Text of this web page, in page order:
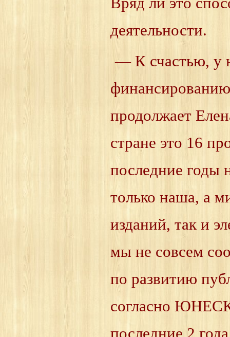
деятельности.
— К счастью, у
продолжает
стране это 16
последние годы
только наша, а
изданий, так и
мы не совсем
по развитию
согласно
последние 2